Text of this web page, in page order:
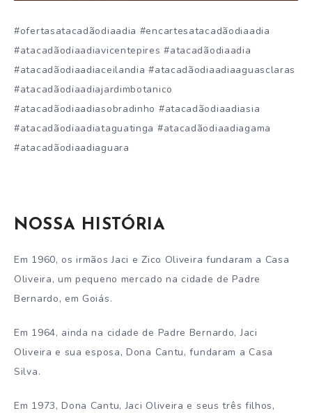
#ofertasatacadãodiaadia #encartesatacadãodiaadia
#atacadãodiaadiavicentepires #atacadãodiaadia
#atacadãodiaadiaceilandia #atacadãodiaadiaaguasclaras
#atacadãodiaadiajardimbotanico
#atacadãodiaadiasobradinho #atacadãodiaadiasia
#atacadãodiaadiataguatinga #atacadãodiaadiagama
#atacadãodiaadiaguara
NOSSA HISTÓRIA
Em 1960, os irmãos Jaci e Zico Oliveira fundaram a Casa
Oliveira, um pequeno mercado na cidade de Padre
Bernardo, em Goiás.
Em 1964, ainda na cidade de Padre Bernardo, Jaci
Oliveira e sua esposa, Dona Cantu, fundaram a Casa
Silva.
Em 1973, Dona Cantu, Jaci Oliveira e seus três filhos,